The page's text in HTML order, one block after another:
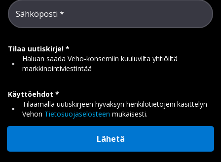
Sähköposti
Tilaa uutiskirje!
Haluan saada Veho-konserniin kuuluvilta yhtiöiltä
markkinointiviestintää
Käyttöehdot
Tilaamalla uutiskirjeen hyväksyn henkilötietojeni käsittelyn
Vehon Tietosuojaselosteen mukaisesti.
Lähetä